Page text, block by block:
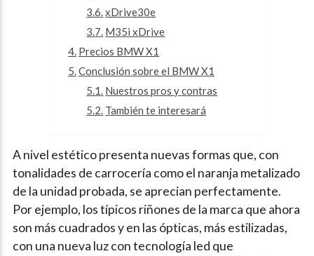
xDrive30e
M35i xDrive
Precios BMW X1
Conclusión sobre el BMW X1
Nuestros pros y contras
También te interesará
A nivel estético presenta nuevas formas que, con
tonalidades de carrocería como el naranja metalizado
de la unidad probada, se aprecian perfectamente.
Por ejemplo, los típicos riñones de la marca que ahora
son más cuadrados y en las ópticas, más estilizadas,
con una nueva luz con tecnología led que